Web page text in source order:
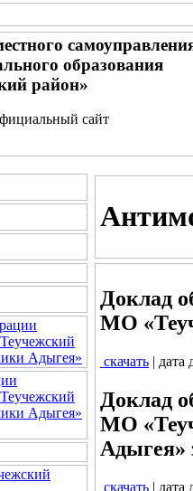
образования
район»
сайт
Адыгея»
Адыгея»
Доклад
МО
скачать | дата
Доклад
МО
Адыгея»
скачать | дата